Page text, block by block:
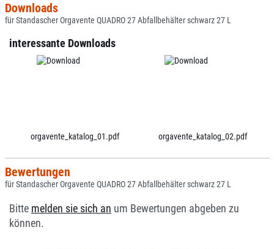
Downloads
für Standascher Orgavente QUADRO 27 Abfallbehälter schwarz 27 L
interessante Downloads
orgavente_katalog_01.pdf orgavente_katalog_02.pdf
Bewertungen
für Standascher Orgavente QUADRO 27 Abfallbehälter schwarz 27 L
Bitte melden sie sich an um Bewertungen abgeben zu
können.